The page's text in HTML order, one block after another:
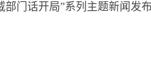
门话开局”系列主题新闻发